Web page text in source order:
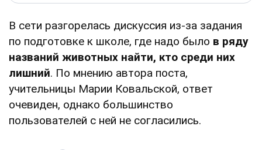
В сети разгорелась дискуссия из-за задания
по подготовке к школе, где надо было в ряду
названий животных найти, кто среди них
лишний. По мнению автора поста,
учительницы Марии Ковальской, ответ
очевиден, однако большинство
пользователей с ней не согласились.